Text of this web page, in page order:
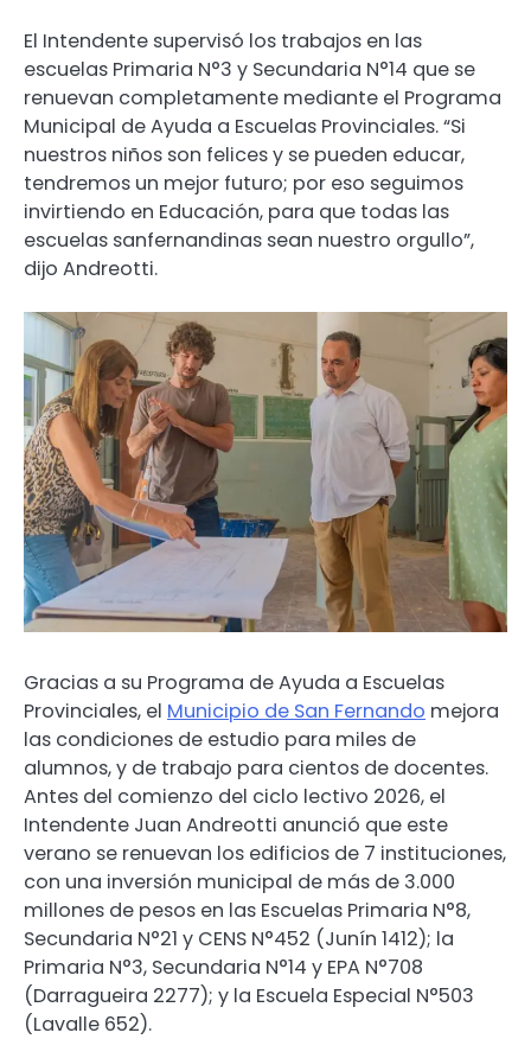
El Intendente supervisó los trabajos en las
escuelas Primaria N°3 y Secundaria N°14 que se
renuevan completamente mediante el Programa
Municipal de Ayuda a Escuelas Provinciales. “Si
nuestros niños son felices y se pueden educar,
tendremos un mejor futuro; por eso seguimos
invirtiendo en Educación, para que todas las
escuelas sanfernandinas sean nuestro orgullo”,
dijo Andreotti.
Gracias a su Programa de Ayuda a Escuelas
Provinciales, el Municipio de San Fernando mejora
las condiciones de estudio para miles de
alumnos, y de trabajo para cientos de docentes.
Antes del comienzo del ciclo lectivo 2026, el
Intendente Juan Andreotti anunció que este
verano se renuevan los edificios de 7 instituciones,
con una inversión municipal de más de 3.000
millones de pesos en las Escuelas Primaria N°8,
Secundaria N°21 y CENS N°452 (Junín 1412); la
Primaria N°3, Secundaria N°14 y EPA N°708
(Darragueira 2277); y la Escuela Especial N°503
(Lavalle 652).